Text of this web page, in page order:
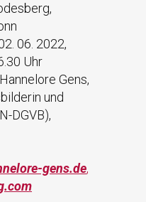
06. 2022,
Uhr
Gens,
und
DGVB),
gens.de,